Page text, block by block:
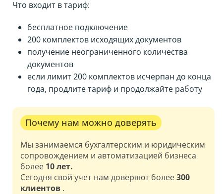
Что входит в тариф:
бесплатное подключение
200 комплектов исходящих документов
получение неограниченного количества
документов
если лимит 200 комплектов исчерпан до конца
года, продлите тариф и продолжайте работу
Почему нам можно доверять
Мы занимаемся бухгалтерским и юридическим
сопровождением и автоматизацией бизнеса
более 10 лет.
Сегодня свой учет нам доверяют более300
клиентов .